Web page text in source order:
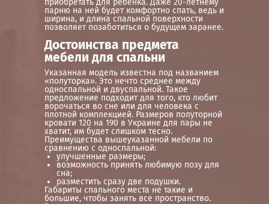
парню на ней будет комфортно спать, ведь и
ширина, и длина спальной поверхности
позволяет позаботиться о будущем заранее.
Достоинства предмета
мебели для спальни
Указанная модель известна под названием
«полуторка». Это нечто среднее между
односпальной и двуспальной. Такое
предложение подходит для того, кто любит
ворочаться во сне или для человека с
плотной комплекцией. Размеров полуторной
кровати 120 на 190 в Украине для пары не
хватит, им будет слишком тесно.
Преимущества вышеуказанной мебели по
сравнению с односпальной:
улучшенные размеры;
возможность принять любимую позу для
сна;
разместить сразу две подушки.
Габариты спального места не такие и
большие, чтобы занять все пространство.